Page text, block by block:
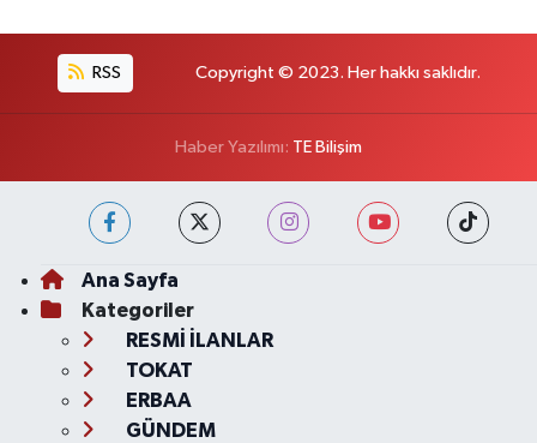
RSS Copyright © 2023. Her hakkı saklıdır.
Haber Yazılımı: TE Bilişim
Ana Sayfa
Kategoriler
RESMİ İLANLAR
TOKAT
ERBAA
GÜNDEM